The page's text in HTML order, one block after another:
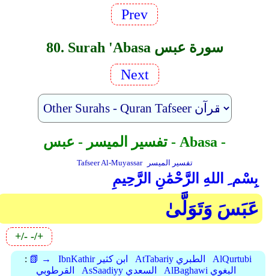
Prev
80. Surah 'Abasa سورة عبس
Next
تفسير الميسر - عبس - Abasa -
Tafseer Al-Muyassar تفسير الميسر
بِسْم ِ اللهِ الرَّحْمَٰنِ الرَّحِيمِ
عَبَسَ وَتَوَلَّىٰ
+/- -/+
: 📗 → IbnKathir ابن كثير AtTabariy الطبري
AlQurtubi
القرطوبي
AsSaadiyy السعدي
AlBaghawi البغوي